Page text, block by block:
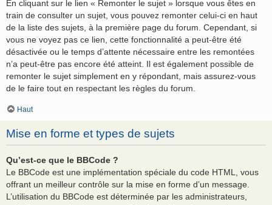
En cliquant sur le lien « Remonter le sujet » lorsque vous êtes en
train de consulter un sujet, vous pouvez remonter celui-ci en haut
de la liste des sujets, à la première page du forum. Cependant, si
vous ne voyez pas ce lien, cette fonctionnalité a peut-être été
désactivée ou le temps d’attente nécessaire entre les remontées
n’a peut-être pas encore été atteint. Il est également possible de
remonter le sujet simplement en y répondant, mais assurez-vous
de le faire tout en respectant les règles du forum.
Haut
Mise en forme et types de sujets
Qu’est-ce que le BBCode ?
Le BBCode est une implémentation spéciale du code HTML, vous
offrant un meilleur contrôle sur la mise en forme d’un message.
L’utilisation du BBCode est déterminée par les administrateurs,